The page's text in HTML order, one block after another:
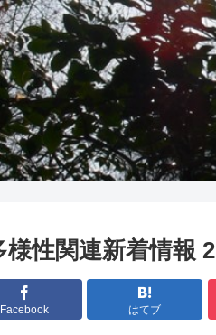
性関連新着情報
Facebook はてブ